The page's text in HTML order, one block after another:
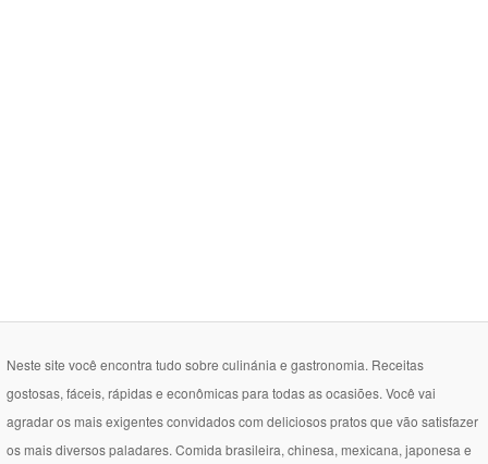
Neste site você encontra tudo sobre culinánia e gastronomia. Receitas
gostosas, fáceis, rápidas e econômicas para todas as ocasiões. Você vai
agradar os mais exigentes convidados com deliciosos pratos que vão satisfazer
os mais diversos paladares. Comida brasileira, chinesa, mexicana, japonesa e